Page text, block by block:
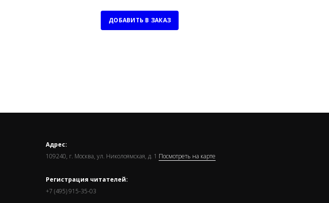
ДОБАВИТЬ В ЗАКАЗ
Адрес:
109240, г. Москва, ул. Николоямская, д. 1 Посмотреть на карте
Регистрация читателей:
+7 (495) 915-35-03